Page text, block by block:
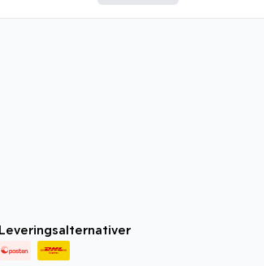
Leveringsalternativer